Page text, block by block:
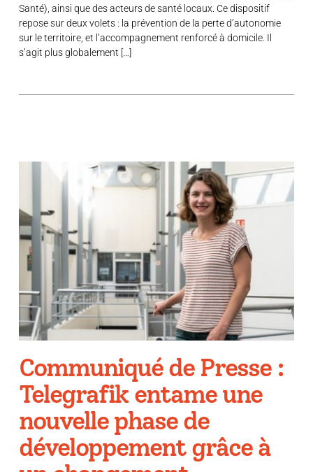
Santé), ainsi que des acteurs de santé locaux. Ce dispositif
repose sur deux volets : la prévention de la perte d’autonomie
sur le territoire, et l’accompagnement renforcé à domicile. Il
s’agit plus globalement […]
Communiqué de Presse :
Telegrafik entame une
nouvelle phase de
développement grâce à